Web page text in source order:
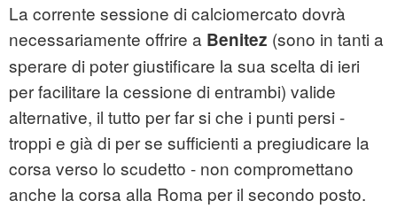
La corrente sessione di calciomercato dovrà
necessariamente offrire a Benitez (sono in tanti a
sperare di poter giustificare la sua scelta di ieri
per facilitare la cessione di entrambi) valide
alternative, il tutto per far si che i punti persi -
troppi e già di per se sufficienti a pregiudicare la
corsa verso lo scudetto - non compromettano
anche la corsa alla Roma per il secondo posto.